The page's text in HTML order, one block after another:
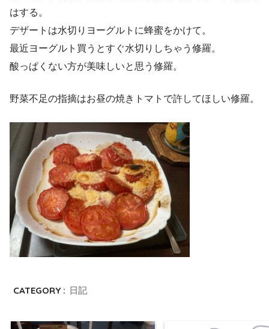
はする。
デザートは水切りヨーグルトに蜂蜜をかけて。
最近ヨーグルト買うとすぐ水切りしちゃう修羅。
酸っぱくない方が美味しいと思う修羅。
野菜不足の指摘はお昼の焼きトマトで許してほしい修羅。
CATEGORY : 日記